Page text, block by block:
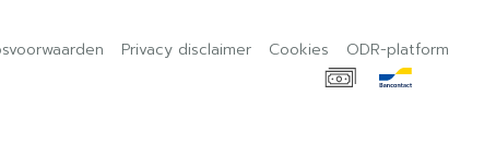
Privacy disclaimer Cookies ODR-platform